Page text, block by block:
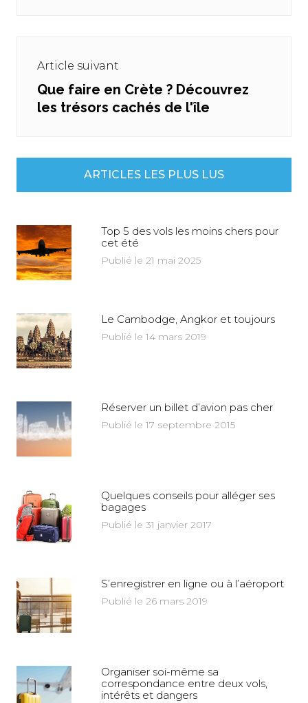
Article suivant
Next
post:
Que faire en Crète ? Découvrez
les trésors cachés de l'île
ARTICLES LES PLUS LUS
Top 5 des vols les moins chers pour
cet été
Publié le 21 mai 2025
Le Cambodge, Angkor et toujours
Publié le 14 mars 2019
Réserver un billet d’avion pas cher
Publié le 17 septembre 2015
Quelques conseils pour alléger ses
bagages
Publié le 31 janvier 2017
S’enregistrer en ligne ou à l’aéroport
Publié le 26 mars 2019
Organiser soi-même sa
correspondance entre deux vols,
intérêts et dangers